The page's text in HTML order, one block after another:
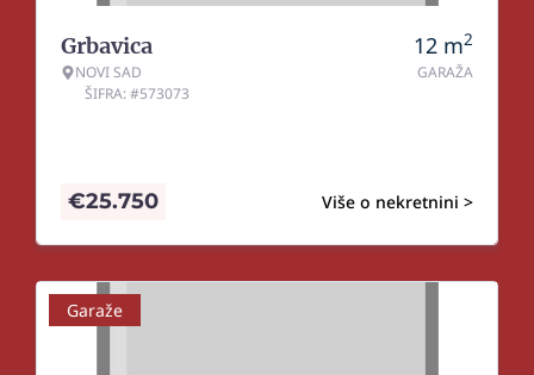
Grbavica
NOVI SAD
ŠIFRA: #573073
12 m2
GARAŽA
Više o nekretnini >
€25.750
Garaže